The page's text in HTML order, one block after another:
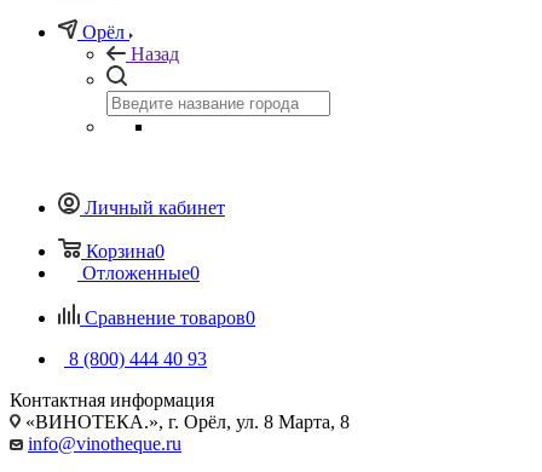
Орёл
Назад
Личный кабинет
Корзина0
Отложенные0
Сравнение товаров0
8 (800) 444 40 93
Контактная информация
«ВИНОТЕКА.», г. Орёл, ул. 8 Марта, 8
info@vinotheque.ru